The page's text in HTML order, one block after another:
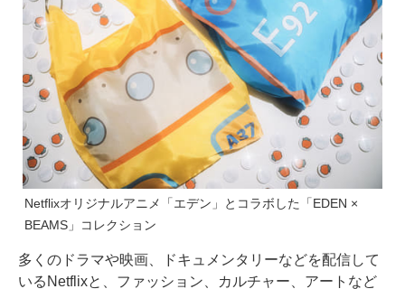
Netflixオリジナルアニメ「エデン」とコラボした「EDEN ×
BEAMS」コレクション
多くのドラマや映画、ドキュメンタリーなどを配信して
いるNetflixと、ファッション、カルチャー、アートなど